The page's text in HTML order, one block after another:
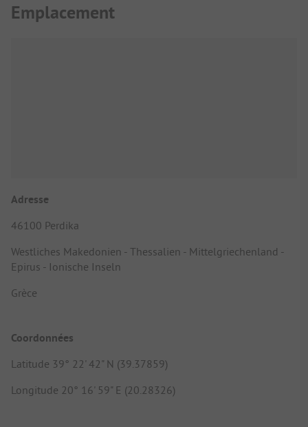
Emplacement
Adresse
46100 Perdika
Westliches Makedonien - Thessalien - Mittelgriechenland -
Epirus - Ionische Inseln
Grèce
Coordonnées
Latitude 39° 22' 42" N (39.37859)
Longitude 20° 16' 59" E (20.28326)